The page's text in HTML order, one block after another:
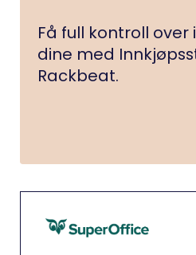
Få full kontroll over
dine med
Rackbeat.